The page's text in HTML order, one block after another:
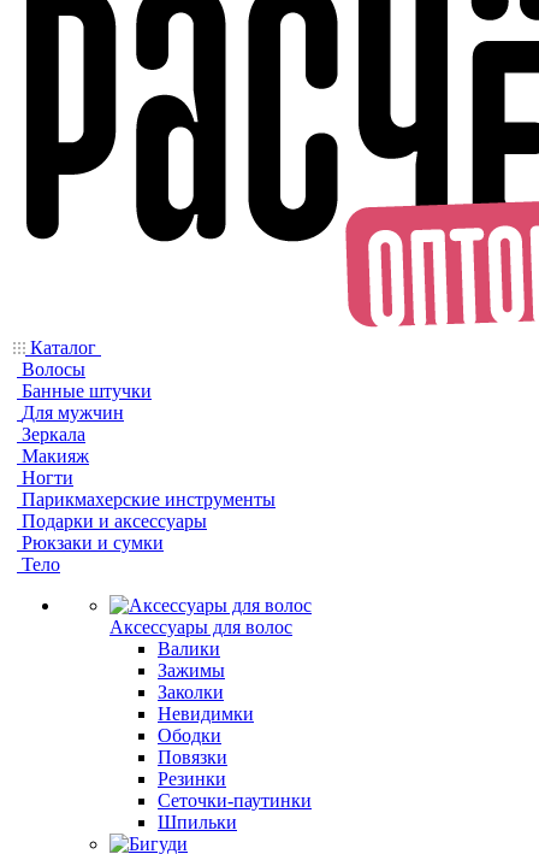
Каталог
Волосы
Банные штучки
Для мужчин
Зеркала
Макияж
Ногти
Парикмахерские инструменты
Подарки и аксессуары
Рюкзаки и сумки
Тело
Аксессуары для волос
Валики
Зажимы
Заколки
Невидимки
Ободки
Повязки
Резинки
Сеточки-паутинки
Шпильки